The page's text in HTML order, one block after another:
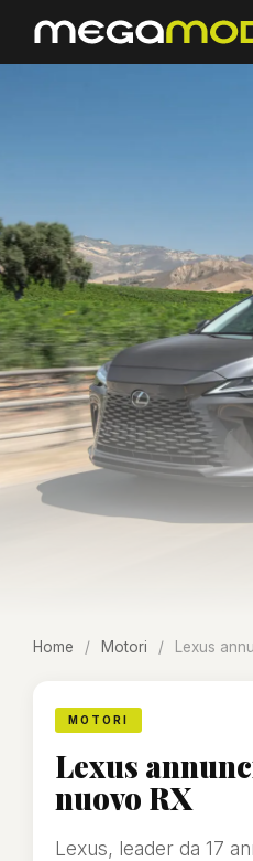
Home / Motori / Lexus
MOTORI
Lexus
nuovo RX
Lexus, leader da 17